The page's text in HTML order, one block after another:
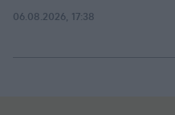
06.08.2026, 17:38